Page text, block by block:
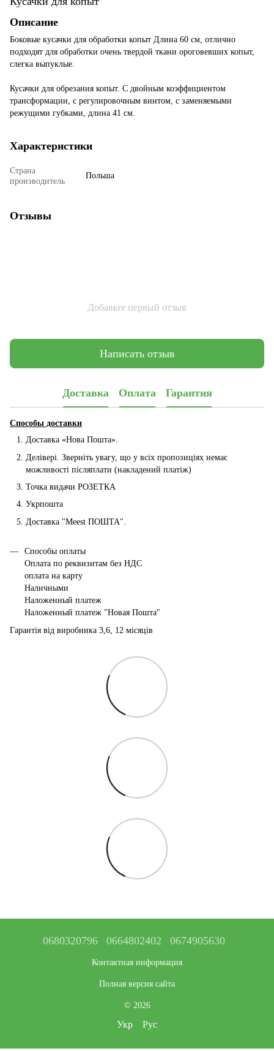
Описание
Боковые кусачки для обработки копыт Длина 60 см, отлично
подходят для обработки очень твердой ткани ороговевших копыт,
слегка выпуклые.
Кусачки для обрезания копыт. С двойным коэффициентом
трансформации, с регулировочным винтом, с заменяемыми
режущими губками, длина 41 см.
Характеристики
Страна
производитель
Польша
Отзывы
Добавьте первый отзыв
Написать отзыв
Доставка Оплата Гарантия
Способы доставки
Доставка «Нова Пошта».
Делівері. Зверніть увагу, що у всіх пропозиціях немає
можливості післяплати (накладений платіж)
Точка видачи РОЗЕТКА
Укрпошта
Доставка "Мeest ПОШТА".
Способы оплаты
Оплата по реквизитам без НДС
оплата на карту
Наличными
Наложенный платеж
Наложенный платеж "Новая Пошта"
Гарантія від виробника 3,6, 12 місяців
0680320796 0664802402 0674905630
Контактная информация
Полная версия сайта
© 2026
Укр Рус